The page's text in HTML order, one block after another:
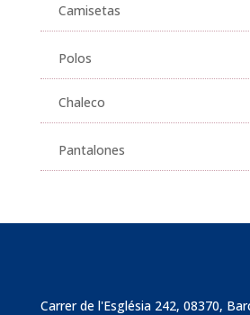
Camisetas
Polos
Chaleco
Pantalones
Carrer de l'Església 242, 08370,